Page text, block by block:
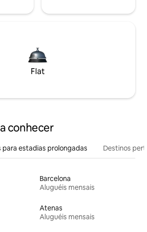
Flat
conhecer
para estadias prolongadas Destinos
Barcelona
Aluguéis mensais
Atenas
Aluguéis mensais